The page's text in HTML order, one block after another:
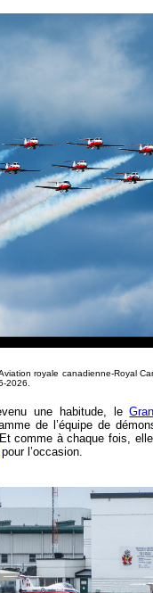
royale canadienne-Royal
2026.
une habitude, le
de l’équipe de
Et comme à chaque fois,
pour l’occasion.